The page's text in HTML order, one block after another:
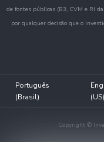
de fontes públicas (B3, CVM e RI
por qualquer decisão que o
Português
(Brasil)
(US)
Copyright ©